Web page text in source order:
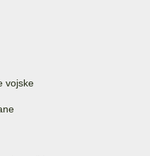
vojske